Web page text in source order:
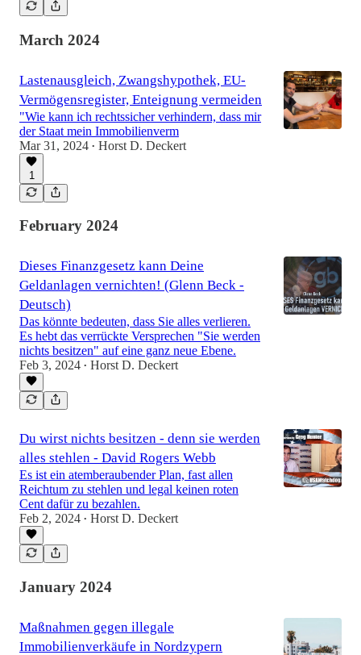
March 2024
Lastenausgleich, Zwangshypothek, EU-
Vermögensregister, Enteignung vermeiden
"Wie kann ich rechtssicher verhindern, dass mir
der Staat mein Immobilienverm
Mar 31, 2024 • Horst D. Deckert
1
February 2024
Dieses Finanzgesetz kann Deine
Geldanlagen vernichten! (Glenn Beck -
Deutsch)
Das könnte bedeuten, dass Sie alles verlieren.
Es hebt das verrückte Versprechen "Sie werden
nichts besitzen" auf eine ganz neue Ebene.
Feb 3, 2024 • Horst D. Deckert
Du wirst nichts besitzen - denn sie werden
alles stehlen - David Rogers Webb
Es ist ein atemberaubender Plan, fast allen
Reichtum zu stehlen und legal keinen roten
Cent dafür zu bezahlen.
Feb 2, 2024 • Horst D. Deckert
January 2024
Maßnahmen gegen illegale
Immobilienverkäufe in Nordzypern